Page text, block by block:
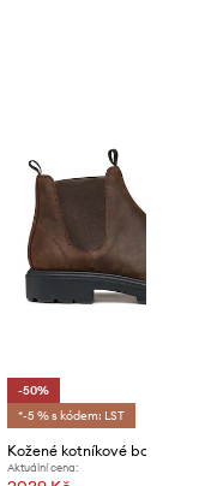
-50%
*-5 % s kódem: LST
Aktuální cena: